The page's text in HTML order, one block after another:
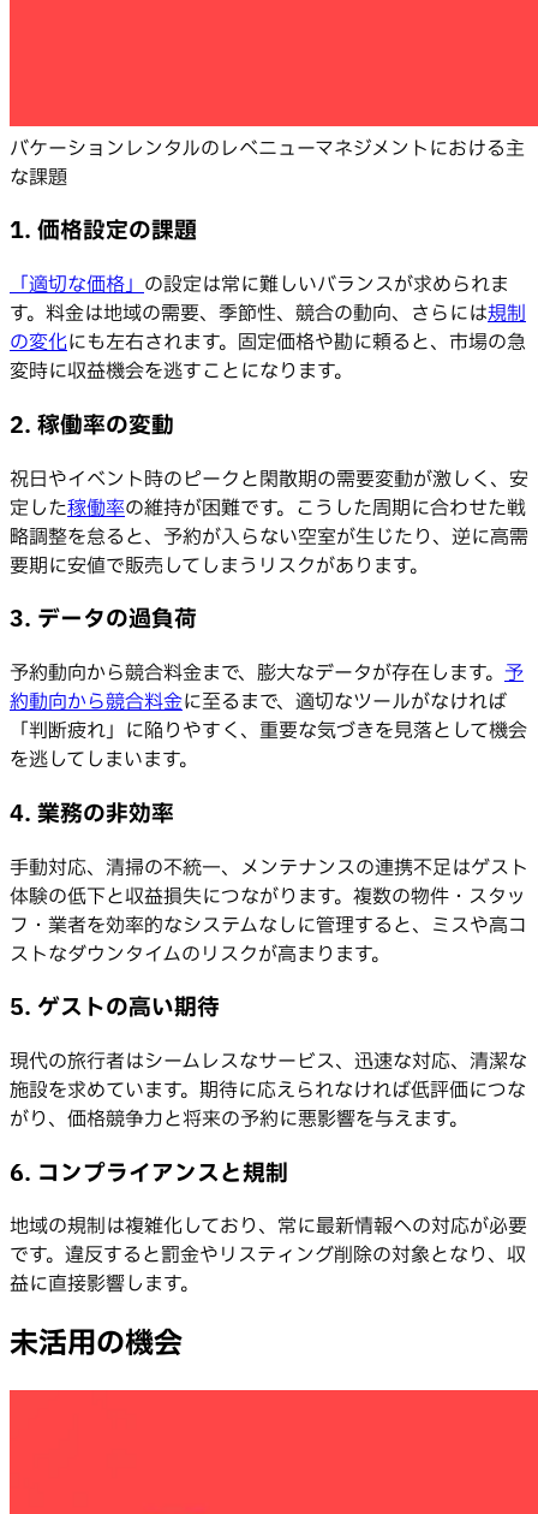
バケーションレンタルのレベニューマネジメントにおける主
な課題
1. 価格設定の課題
「適切な価格」の設定は常に難しいバランスが求められま
す。料金は地域の需要、季節性、競合の動向、さらには規制
の変化にも左右されます。固定価格や勘に頼ると、市場の急
変時に収益機会を逃すことになります。
2. 稼働率の変動
祝日やイベント時のピークと閑散期の需要変動が激しく、安
定した稼働率の維持が困難です。こうした周期に合わせた戦
略調整を怠ると、予約が入らない空室が生じたり、逆に高需
要期に安値で販売してしまうリスクがあります。
3. データの過負荷
予約動向から競合料金まで、膨大なデータが存在します。 予
約動向から競合料金に至るまで、適切なツールがなければ
「判断疲れ」に陥りやすく、重要な気づきを見落として機会
を逃してしまいます。
4. 業務の非効率
手動対応、清掃の不統一、メンテナンスの連携不足はゲスト
体験の低下と収益損失につながります。複数の物件・スタッ
フ・業者を効率的なシステムなしに管理すると、ミスや高コ
ストなダウンタイムのリスクが高まります。
5. ゲストの高い期待
現代の旅行者はシームレスなサービス、迅速な対応、清潔な
施設を求めています。期待に応えられなければ低評価につな
がり、価格競争力と将来の予約に悪影響を与えます。
6. コンプライアンスと規制
地域の規制は複雑化しており、常に最新情報への対応が必要
です。違反すると罰金やリスティング削除の対象となり、収
益に直接影響します。
未活用の機会